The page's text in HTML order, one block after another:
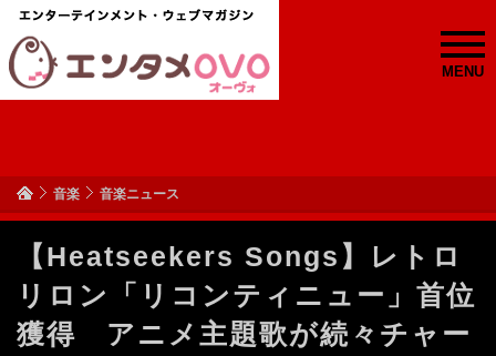
MENU
音楽 音楽ニュース
【Heatseekers Songs】レトロ
リロン「リコンティニュー」首位
獲得 アニメ主題歌が続々チャー